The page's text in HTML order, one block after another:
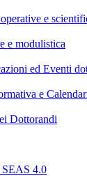
e
e modulistica
ed Eventi
e
Dottorandi
4.0